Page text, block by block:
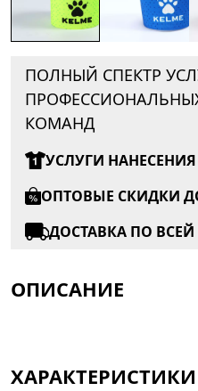
ПОЛНЫЙ СПЕКТР
КОМАНД
УСЛУГИ
ОПТОВЫЕ СКИДКИ
ДОСТАВКА ПО
ОПИСАНИЕ
ХАРАКТЕРИСТИКИ